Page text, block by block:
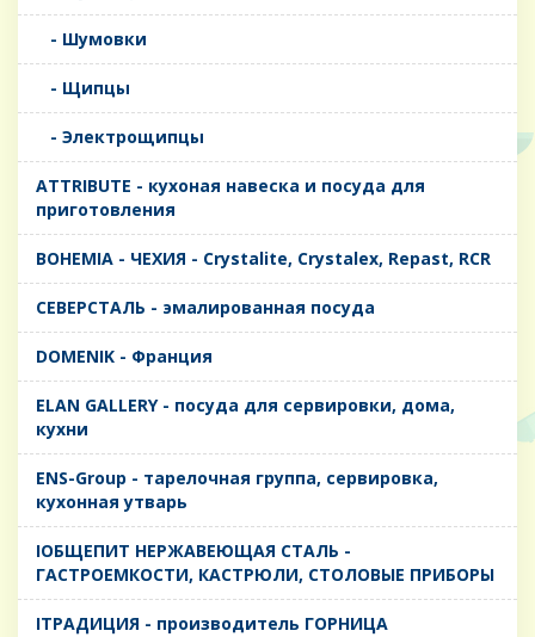
- Шумовки
- Щипцы
- Электрощипцы
ATTRIBUTE - кухоная навеска и посуда для
приготовления
BOHEMIA - ЧЕХИЯ - Crystalite, Crystalex, Repast, RCR
CЕВЕРСТАЛЬ - эмалированная посуда
DOMENIK - Франция
ELAN GALLERY - посуда для сервировки, дома,
кухни
ENS-Group - тарелочная группа, сервировка,
кухонная утварь
IОБЩЕПИТ НЕРЖАВЕЮЩАЯ СТАЛЬ -
ГАСТРОЕМКОСТИ, КАСТРЮЛИ, СТОЛОВЫЕ ПРИБОРЫ
IТРАДИЦИЯ - производитель ГОРНИЦА